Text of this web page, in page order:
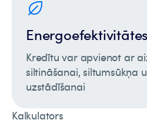
Kredītu var apvienot ar
siltināšanai, siltumsūkņa
uzstādīšanai
Kalkulators